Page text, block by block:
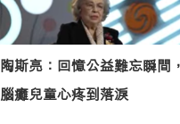
陶斯亮：回憶公益難忘瞬間
腦癱兒童心疼到落淚